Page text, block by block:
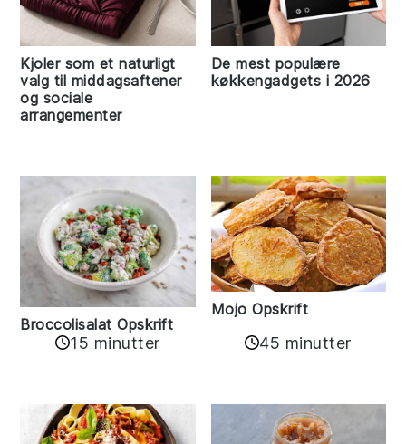
Kjoler som et naturligt
valg til middagsaftener
og sociale
arrangementer
De mest populære
køkkengadgets i 2026
Broccolisalat Opskrift
15 minutter
Mojo Opskrift
45 minutter